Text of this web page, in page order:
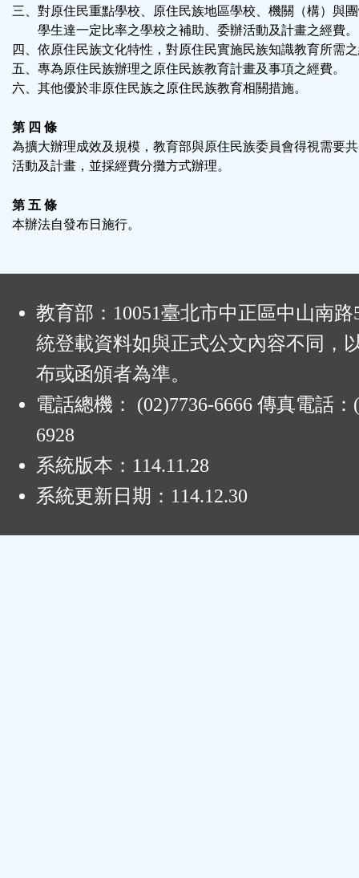
三、對原住民重點學校、原住民族地區學校、機關（構）與
學生達一定比率之學校之補助、委辦活動及計畫之經費。
四、依原住民族文化特性，對原住民實施民族知識教育所需
五、專為原住民族辦理之原住民族教育計畫及事項之經費。
六、其他優於非原住民族之原住民族教育相關措施。
第 四 條
為擴大辦理成效及規模，教育部與原住民族委員會得視需要
活動及計畫，並採經費分攤方式辦理。
第 五 條
本辦法自發布日施行。
教育部：10051臺北市中正區中山南
統登載資料如與正式公文內容不同，
布或函頒者為準。
電話總機： (02)7736-6666 傳真電話：
6928
系統版本： 114.11.28
系統更新日期： 114.12.30